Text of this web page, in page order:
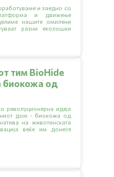
и заедно со
и движење
нашите омилени
разни еколошки
тим BioHide
биокожа од
револуционерна идеја
дом - биокожа од
на животинската
веќе им донесе